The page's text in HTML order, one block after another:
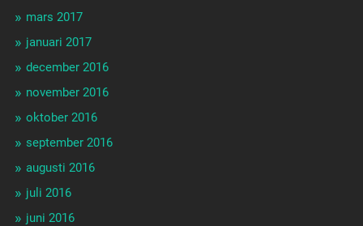
mars 2017
januari 2017
december 2016
november 2016
oktober 2016
september 2016
augusti 2016
juli 2016
juni 2016